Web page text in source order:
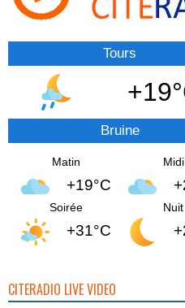
Tours
Bruine
Matin
+19°C
Midi
Soirée
+31°C
Nuit
CITERADIO LIVE VIDEO